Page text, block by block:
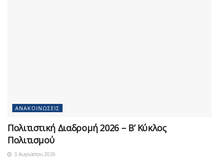
ΑΝΑΚΟΙΝΏΣΕΙΣ
Πολιτιστική Διαδρομή 2026 – Β’ Κύκλος
Πολιτισμού
3 Αυγούστου 2026